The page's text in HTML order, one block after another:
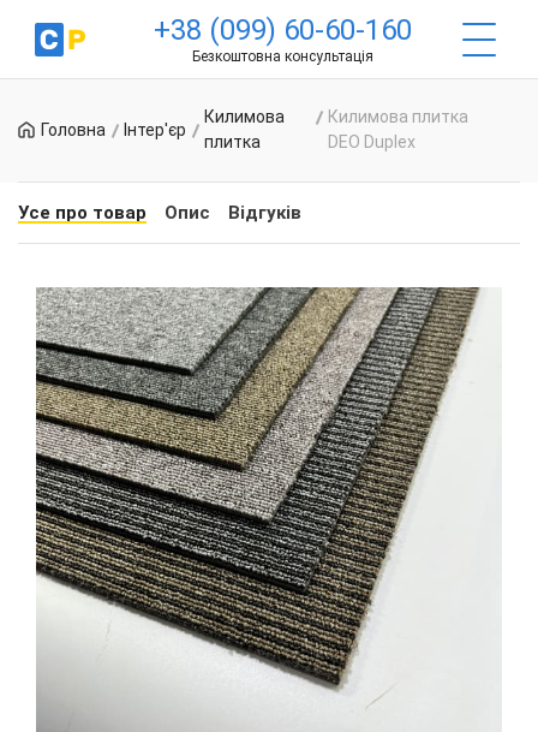
+38 (099) 60-60-160
Безкоштовна консультація
Головна Інтер'єр
Килимова
плитка
Килимова плитка
DEO Duplex
Усе про товар Опис Відгуків